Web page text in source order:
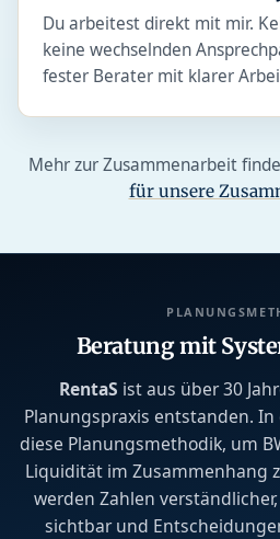
Du arbeitest direkt mit mir.
keine wechselnden
fester Berater mit klarer
Mehr zur Zusammenarbeit
für unsere
Beratung mit
RentaS ist aus über 30
Planungspraxis entstanden.
diese Planungsmethodik, um
Liquidität im Zusammenhang
werden Zahlen
sichtbar und